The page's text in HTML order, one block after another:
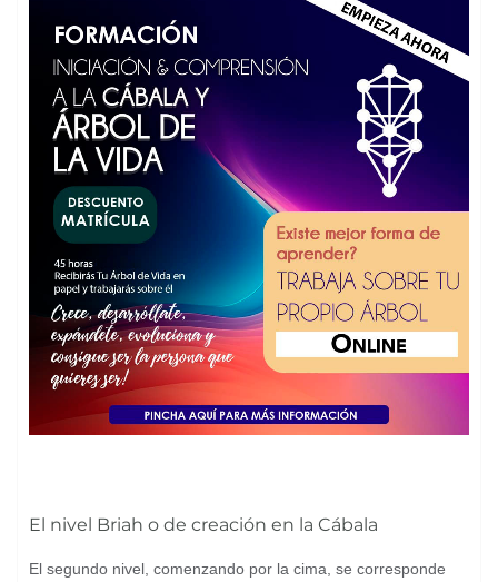
El nivel Briah o de creación en la Cábala
El segundo nivel, comenzando por la cima, se corresponde